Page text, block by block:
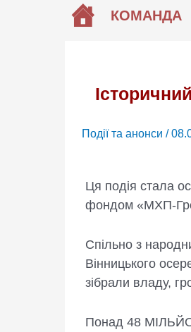
КОМАНДА
Події та анонси /
Ця подія стала
фондом «МХП-
Спільно з
Вінницького
зібрали владу,
Понад 48